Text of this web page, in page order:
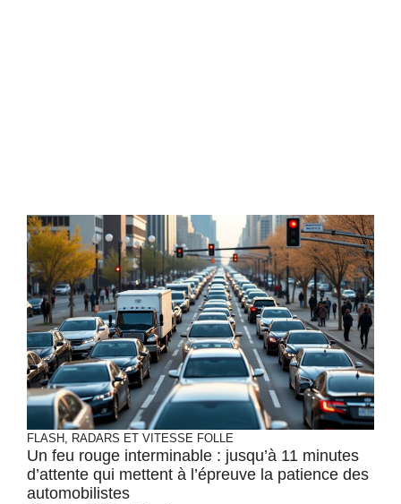
FLASH, RADARS ET VITESSE FOLLE
Un feu rouge interminable : jusqu’à 11 minutes
d’attente qui mettent à l’épreuve la patience des
automobilistes